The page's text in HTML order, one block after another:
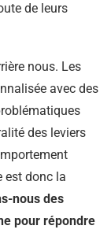
de leurs
nous. Les
avec des
des leviers
est donc la
nous des
pour répondre